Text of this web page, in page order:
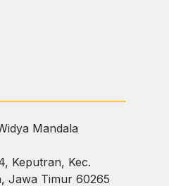
Mandala
Keputran, Kec.
Jawa Timur 60265